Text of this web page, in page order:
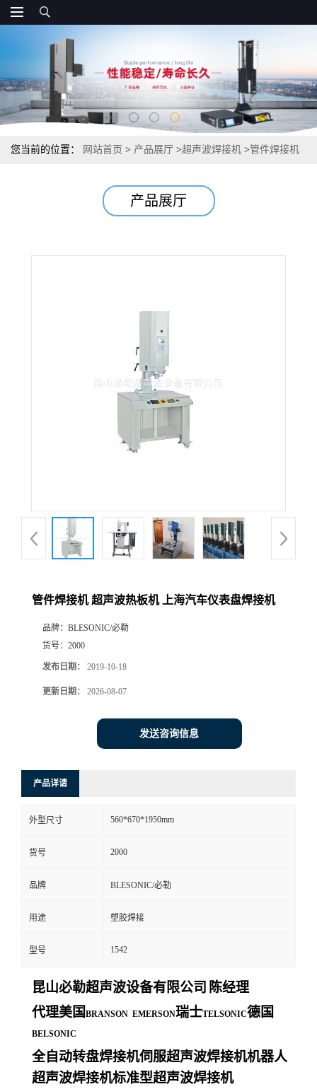
您当前的位置： 网站首页 > 产品展厅 >超声波焊接机 >管件焊接机
产品展厅
管件焊接机 超声波热板机 上海汽车仪表盘焊接机
品牌： BLESONIC/必勒
货号： 2000
发布日期： 2019-10-18
更新日期： 2026-08-07
发送咨询信息
产品详请
外型尺寸 560*670*1950mm
货号 2000
品牌 BLESONIC/必勒
用途 塑胶焊接
型号 1542
昆山必勒超声波设备有限公司 陈经理
代理美国 BRANSON EMERSON瑞士TELSONIC德国
BELSONIC
全自动转盘焊接机伺服超声波焊接机机器人
超声波焊接机标准型超声波焊接机